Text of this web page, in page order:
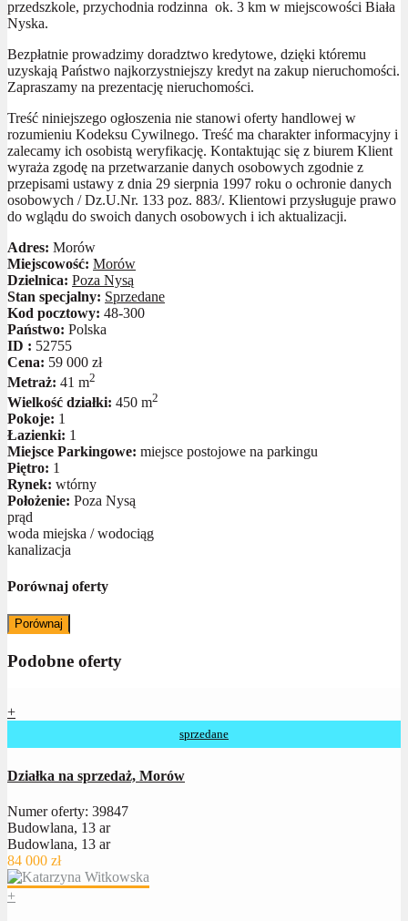
przedszkole, przychodnia rodzinna ok. 3 km w miejscowości Biała
Nyska.
Bezpłatnie prowadzimy doradztwo kredytowe, dzięki któremu
uzyskają Państwo najkorzystniejszy kredyt na zakup nieruchomości.
Zapraszamy na prezentację nieruchomości.
Treść niniejszego ogłoszenia nie stanowi oferty handlowej w
rozumieniu Kodeksu Cywilnego. Treść ma charakter informacyjny i
zalecamy ich osobistą weryfikację. Kontaktując się z biurem Klient
wyraża zgodę na przetwarzanie danych osobowych zgodnie z
przepisami ustawy z dnia 29 sierpnia 1997 roku o ochronie danych
osobowych / Dz.U.Nr. 133 poz. 883/. Klientowi przysługuje prawo
do wglądu do swoich danych osobowych i ich aktualizacji.
Adres: Morów
Miejscowość: Morów
Dzielnica: Poza Nysą
Stan specjalny: Sprzedane
Kod pocztowy: 48-300
Państwo: Polska
ID : 52755
Cena: 59 000 zł
Metraż: 41 m2
Wielkość działki: 450 m2
Pokoje: 1
Łazienki: 1
Miejsce Parkingowe: miejsce postojowe na parkingu
Piętro: 1
Rynek: wtórny
Położenie: Poza Nysą
prąd
woda miejska / wodociąg
kanalizacja
Porównaj oferty
Porównaj
Podobne oferty
+
sprzedane
Działka na sprzedaż, Morów
Numer oferty: 39847
Budowlana, 13 ar
Budowlana, 13 ar
84 000 zł
+